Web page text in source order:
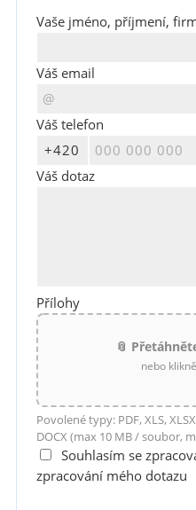
Vaše jméno, příjmení,
Váš email
Váš telefon
Váš dotaz
Přílohy
📎
nebo
Povolené typy: PDF, XLS,
DOCX (max 10 MB / soubor,
Souhlasím se
zpracování mého dotazu